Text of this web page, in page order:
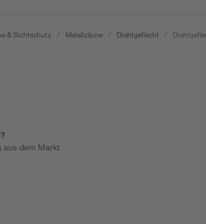
& Sichtschutz / Metallzäune / Drahtgeflecht /
aus dem Markt